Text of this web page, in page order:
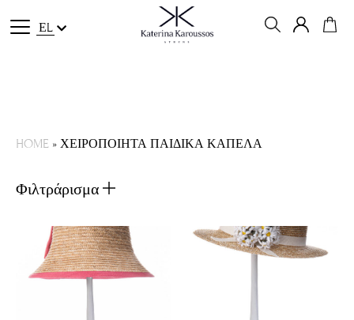
ΕL
HOME »ΧΕΙΡΟΠΟΙΗΤΑ ΠΑΙΔΙΚΑ ΚΑΠΕΛΑ
Φιλτράρισμα